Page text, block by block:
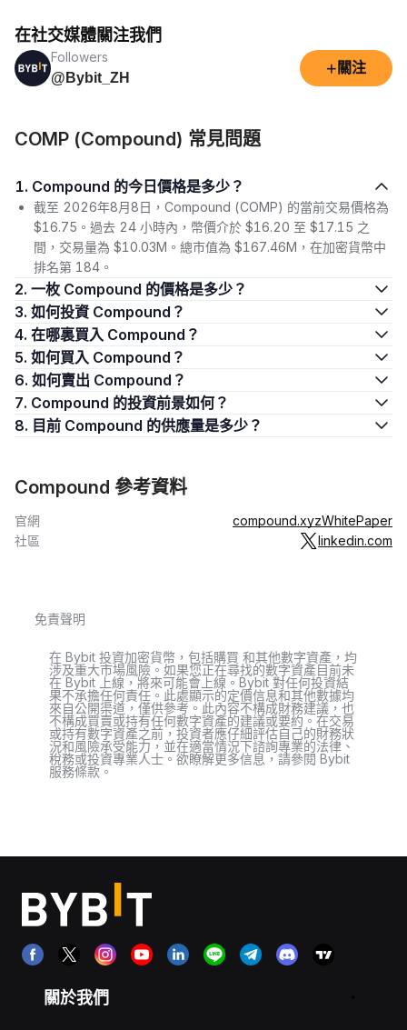
在社交媒體關注我們
Followers
@Bybit_ZH
+ 關注
COMP (Compound) 常見問題
1. Compound 的今日價格是多少？
截至 2026年8月8日，Compound (COMP) 的當前交易價格為
$16.75。過去 24 小時內，幣價介於 $16.20 至 $17.15 之
間，交易量為 $10.03M。總市值為 $167.46M，在加密貨幣中
排名第 184。
2. 一枚 Compound 的價格是多少？
3. 如何投資 Compound？
4. 在哪裏買入 Compound？
5. 如何買入 Compound？
6. 如何賣出 Compound？
7. Compound 的投資前景如何？
8. 目前 Compound 的供應量是多少？
Compound 參考資料
官網 compound.xyzWhitePaper
社區
linkedin.com
免責聲明
在 Bybit 投資加密貨幣，包括購買 和其他數字資產，均
涉及重大市場風險。如果您正在尋找的數字資產目前未
在 Bybit 上線，將來可能會上線。Bybit 對任何投資結
果不承擔任何責任。此處顯示的定價信息和其他數據均
來自公開渠道，僅供參考。此內容不構成財務建議，也
不構成買賣或持有任何數字資產的建議或要約。在交易
或持有數字資產之前，投資者應仔細評估自己的財務狀
況和風險承受能力，並在適當情況下諮詢專業的法律、
稅務或投資專業人士。欲瞭解更多信息，請參閱 Bybit
服務條款。
關於我們